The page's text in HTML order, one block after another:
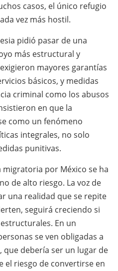
casos, el único refugio
vez más hostil.
pidió pasar de una
más estructural y
mayores garantías
básicos, y medidas
criminal como los abusos
en que la
como un fenómeno
integrales, no solo
punitivas.
migratoria por México se ha
de alto riesgo. La voz de
una realidad que se repite
seguirá creciendo si
En un
se ven obligadas a
que debería ser un lugar de
el riesgo de convertirse en